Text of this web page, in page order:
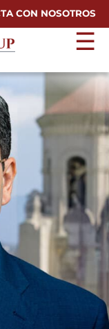
CON NOSOTROS
☰